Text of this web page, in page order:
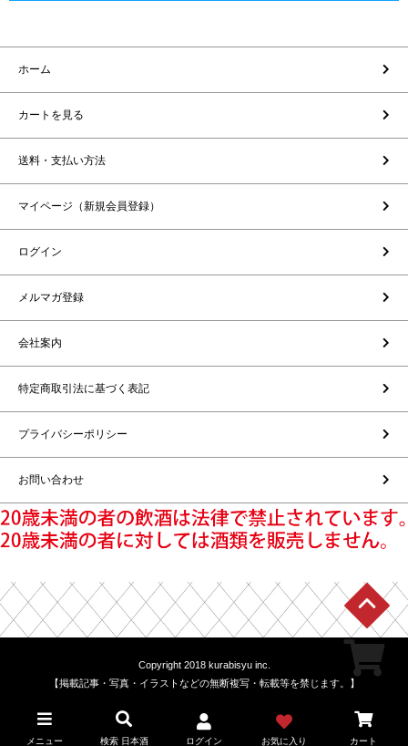
ホーム
カートを見る
送料・支払い方法
マイページ（新規会員登録）
ログイン
メルマガ登録
会社案内
特定商取引法に基づく表記
プライバシーポリシー
お問い合わせ
Copyright 2018 kurabisyu inc.
【掲載記事・写真・イラストなどの無断複写・転載等を禁じます。】
メニュー 検索 日本酒 ログイン お気に入り カート